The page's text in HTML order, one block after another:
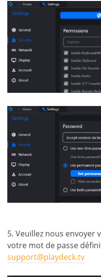
5. Veuillez nous
votre mot de passe
support@playdeck.tv